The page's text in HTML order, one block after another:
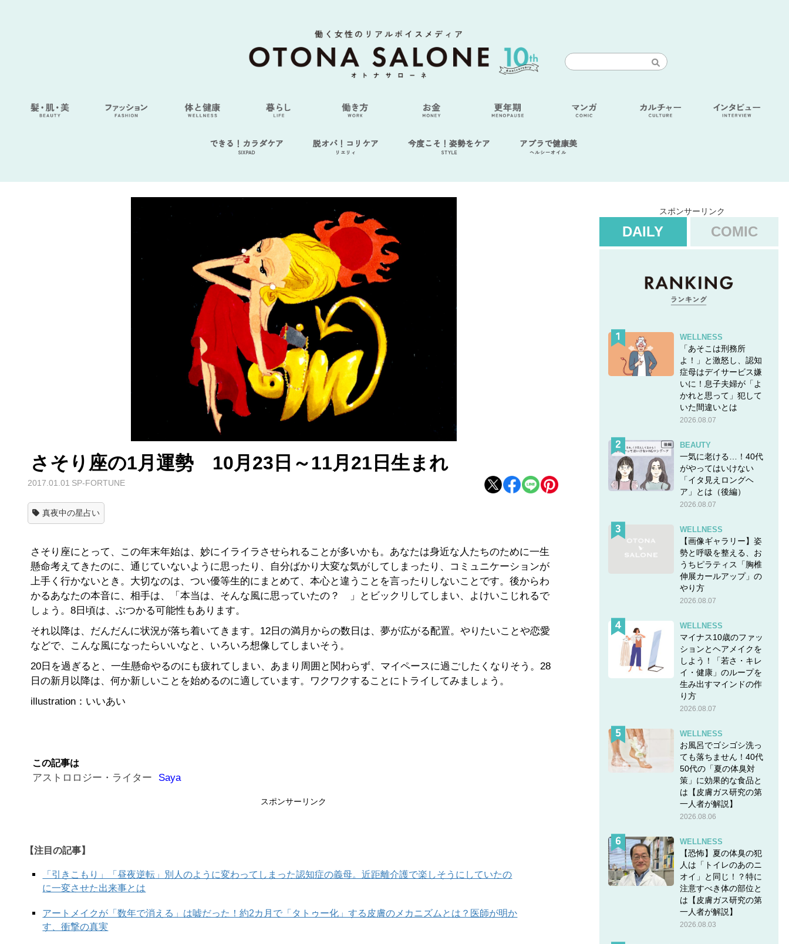
できる！カラダケア
SIXPAD
脱オバ！コリケア
リエリィ
今度こそ！姿勢をケア
STYLE
アブラで健康美
ヘルシーオイル
さそり座の1月運勢 10月23日～11月21日生まれ
2017.01.01 SP-FORTUNE
真夜中の星占い
さそり座にとって、この年末年始は、妙にイライラさせられることが多いかも。あなたは身近な人たちのために一生
懸命考えてきたのに、通じていないように思ったり、自分ばかり大変な気がしてしまったり、コミュニケーションが
上手く行かないとき。大切なのは、つい優等生的にまとめて、本心と違うことを言ったりしないことです。後からわ
かるあなたの本音に、相手は、「本当は、そんな風に思っていたの？ 」とビックリしてしまい、よけいこじれるで
しょう。8日頃は、ぶつかる可能性もあります。
それ以降は、だんだんに状況が落ち着いてきます。12日の満月からの数日は、夢が広がる配置。やりたいことや恋愛
などで、こんな風になったらいいなと、いろいろ想像してしまいそう。
20日を過ぎると、一生懸命やるのにも疲れてしまい、あまり周囲と関わらず、マイペースに過ごしたくなりそう。28
日の新月以降は、何か新しいことを始めるのに適しています。ワクワクすることにトライしてみましょう。
illustration：いいあい
この記事は
アストロロジー・ライター Saya
スポンサーリンク
【注目の記事】
「引きこもり」「昼夜逆転」別人のように変わってしまった認知症の義母。近距離介護で楽しそうにしていたの
に一変させた出来事とは
アートメイクが「数年で消える」は嘘だった！約2カ月で「タトゥー化」する皮膚のメカニズムとは？医師が明か
す、衝撃の真実
スポンサーリンク
DAILY COMIC
WELLNESS
「あそこは刑務所
よ！」と激怒し、認知
症母はデイサービス嫌
いに！息子夫婦が「よ
かれと思って」犯して
いた間違いとは
2026.08.07
BEAUTY
一気に老ける…！40代
がやってはいけない
「イタ見えロングヘ
ア」とは（後編）
2026.08.07
WELLNESS
【画像ギャラリー】姿
勢と呼吸を整える、お
うちピラティス「胸椎
伸展カールアップ」の
やり方
2026.08.07
WELLNESS
マイナス10歳のファッ
ションとヘアメイクを
しよう！「若さ・キレ
イ・健康」のループを
生み出すマインドの作
り方
2026.08.07
WELLNESS
お風呂でゴシゴシ洗っ
ても落ちません！40代
50代の「夏の体臭対
策」に効果的な食品と
は【皮膚ガス研究の第
一人者が解説】
2026.08.06
WELLNESS
【恐怖】夏の体臭の犯
人は「トイレのあのニ
オイ」と同じ！？特に
注意すべき体の部位と
は【皮膚ガス研究の第
一人者が解説】
2026.08.03